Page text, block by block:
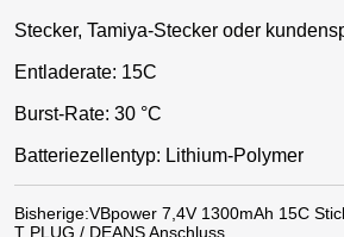
Stecker, Tamiya-Stecker oder
Entladerate: 15C
Burst-Rate: 30 °C
Batteriezellentyp: Lithium-Polymer
Bisherige:VBpower 7,4V 1300mAh 15C
T PLUG / DEANS Anschluss